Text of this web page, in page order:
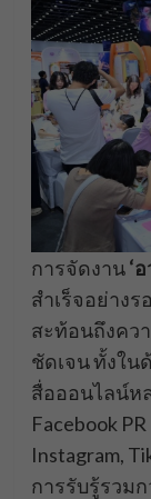
การจัดงาน‘
สำเร็จอย่าง
สะท้อนถึงคว
ชัดเจน ทั้งใ
สื่อออนไลน์ห
Facebook
Instagram,
การรับรู้รวม